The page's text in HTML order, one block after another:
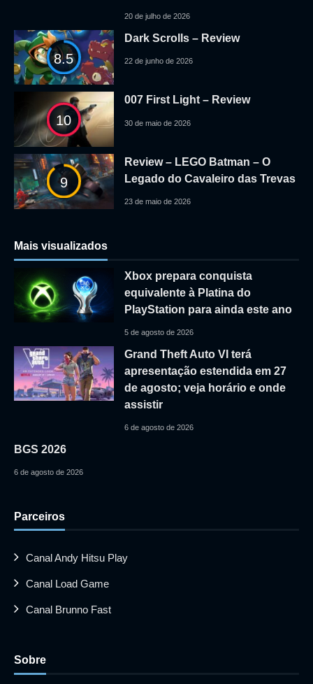
20 de julho de 2026
8.5
Dark Scrolls – Review
22 de junho de 2026
10
007 First Light – Review
30 de maio de 2026
9
Review – LEGO Batman – O
Legado do Cavaleiro das Trevas
23 de maio de 2026
Mais visualizados
Xbox prepara conquista
equivalente à Platina do
PlayStation para ainda este ano
5 de agosto de 2026
Grand Theft Auto VI terá
apresentação estendida em 27
de agosto; veja horário e onde
assistir
6 de agosto de 2026
BGS 2026
6 de agosto de 2026
Parceiros
Canal Andy Hitsu Play
Canal Load Game
Canal Brunno Fast
Sobre